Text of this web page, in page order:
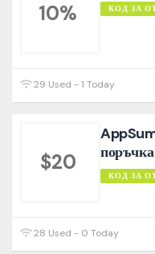
10% КОД ЗА
29 Used - 1 Today
$20
поръчка
КОД ЗА
28 Used - 0 Today